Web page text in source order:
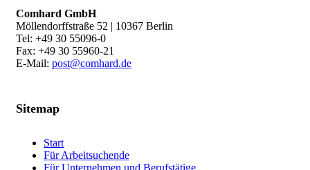
Comhard GmbH
Möllendorffstraße 52 | 10367 Berlin
Tel: +49 30 55096-0
Fax: +49 30 55960-21
E-Mail: post@comhard.de
Sitemap
Start
Für Arbeitsuchende
Für Unternehmen und Berufstätige